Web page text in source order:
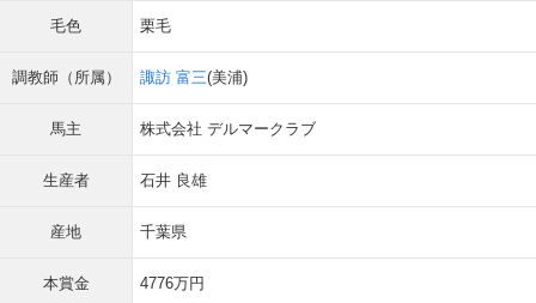
毛色 栗毛
調教師（所属） 諏訪 富三(美浦)
馬主 株式会社 デルマークラブ
生産者 石井 良雄
産地 千葉県
本賞金 4776万円